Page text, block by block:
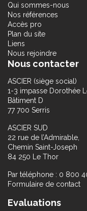
Qui sommes-nous
Nos références
Accès pro
Plan du site
Liens
Nous rejoindre
Nous contacter
ASCIER (siège social)
1-3 impasse Dorothée
Bâtiment D
77 700 Serris
ASCIER SUD
22 rue de l’Admirable,
Chemin Saint-Joseph
84 250 Le Thor
Par téléphone : 0 800
Formulaire de contact
Evaluations